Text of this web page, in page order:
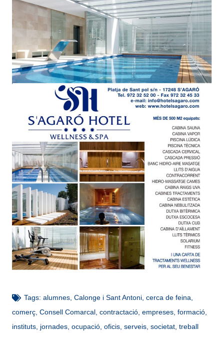
Tags: alumnes, Calonge i Sant Antoni, cerca de feina,
comerç, Consell Comarcal, contractació, empreses, formació,
instituts, jornades, ocupació, oficis, serveis, societat, treball